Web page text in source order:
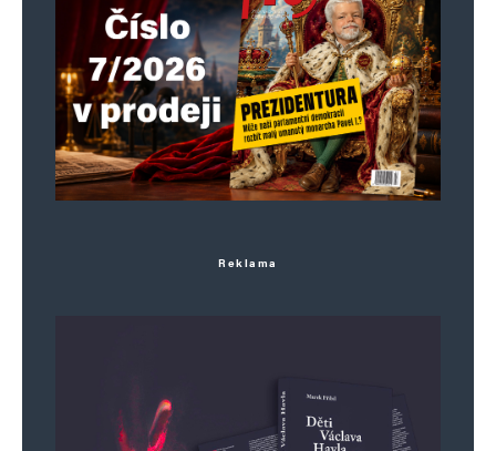
Reklama